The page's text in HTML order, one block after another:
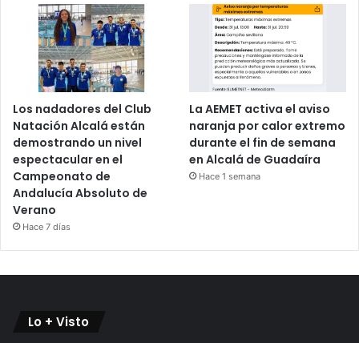
Los nadadores del Club
Natación Alcalá están
demostrando un nivel
espectacular en el
Campeonato de
Andalucía Absoluto de
Verano
Hace 7 días
La AEMET activa el aviso
naranja por calor extremo
durante el fin de semana
en Alcalá de Guadaíra
Hace 1 semana
Lo + Visto